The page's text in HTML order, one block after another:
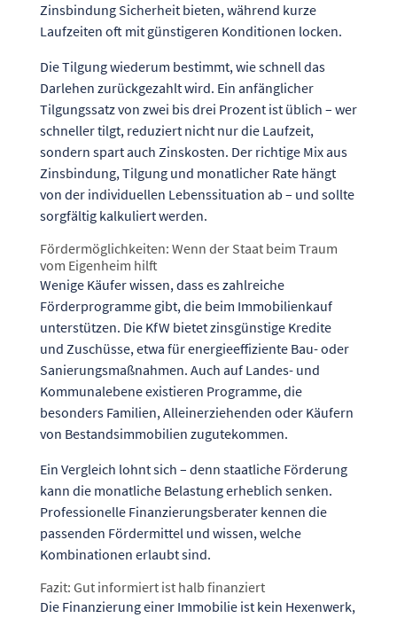
Zinsbindung Sicherheit bieten, während kurze
Laufzeiten oft mit günstigeren Konditionen locken.
Die Tilgung wiederum bestimmt, wie schnell das
Darlehen zurückgezahlt wird. Ein anfänglicher
Tilgungssatz von zwei bis drei Prozent ist üblich – wer
schneller tilgt, reduziert nicht nur die Laufzeit,
sondern spart auch Zinskosten. Der richtige Mix aus
Zinsbindung, Tilgung und monatlicher Rate hängt
von der individuellen Lebenssituation ab – und sollte
sorgfältig kalkuliert werden.
Fördermöglichkeiten: Wenn der Staat beim Traum
vom Eigenheim hilft
Wenige Käufer wissen, dass es zahlreiche
Förderprogramme gibt, die beim Immobilienkauf
unterstützen. Die KfW bietet zinsgünstige Kredite
und Zuschüsse, etwa für energieeffiziente Bau- oder
Sanierungsmaßnahmen. Auch auf Landes- und
Kommunalebene existieren Programme, die
besonders Familien, Alleinerziehenden oder Käufern
von Bestandsimmobilien zugutekommen.
Ein Vergleich lohnt sich – denn staatliche Förderung
kann die monatliche Belastung erheblich senken.
Professionelle Finanzierungsberater kennen die
passenden Fördermittel und wissen, welche
Kombinationen erlaubt sind.
Fazit: Gut informiert ist halb finanziert
Die Finanzierung einer Immobilie ist kein Hexenwerk,